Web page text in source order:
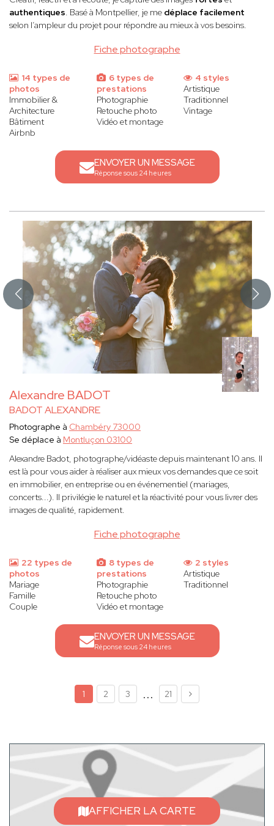
Fiche photographe
authentiques. Basé à Montpellier, je me déplace facilement
selon l’ampleur du projet pour répondre au mieux à vos besoins.
14 types de
photos
Immobilier &
Architecture
Bâtiment
Airbnb
6 types de
prestations
Photographie
Retouche photo
Vidéo et montage
4 styles
Artistique
Traditionnel
Vintage
ENVOYER UN MESSAGE
Réponse sous 24 heures
Alexandre BADOT
BADOT ALEXANDRE
Fiche photographe
Photographe à Chambéry 73000
Se déplace à Montluçon 03100
Alexandre Badot, photographe/vidéaste depuis maintenant 10 ans. Il
est là pour vous aider à réaliser aux mieux vos demandes que ce soit
en immobilier, en entreprise ou en événementiel (mariages,
concerts...). Il privilégie le naturel et la réactivité pour vous livrer des
images de qualité, rapidement.
22 types de
photos
Mariage
Famille
Couple
8 types de
prestations
Photographie
Retouche photo
Vidéo et montage
2 styles
Artistique
Traditionnel
ENVOYER UN MESSAGE
Réponse sous 24 heures
1 2 3 ... 21
AFFICHER LA CARTE